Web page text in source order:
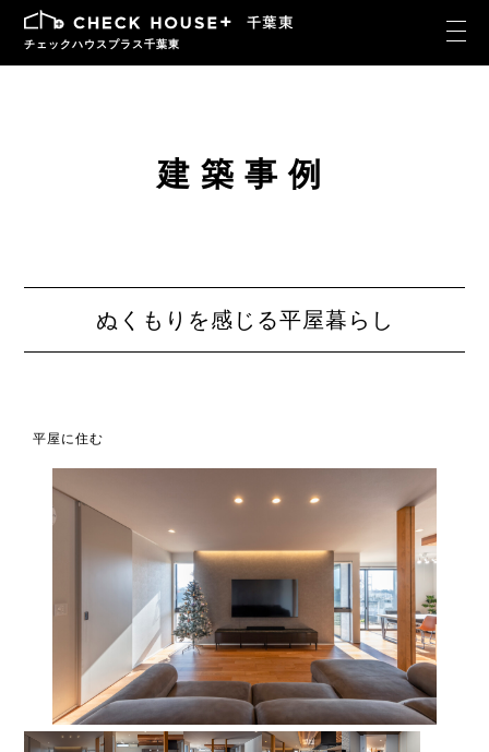
チェックハウスプラス千葉東
建築事例
ぬくもりを感じる平屋暮らし
平屋に住む